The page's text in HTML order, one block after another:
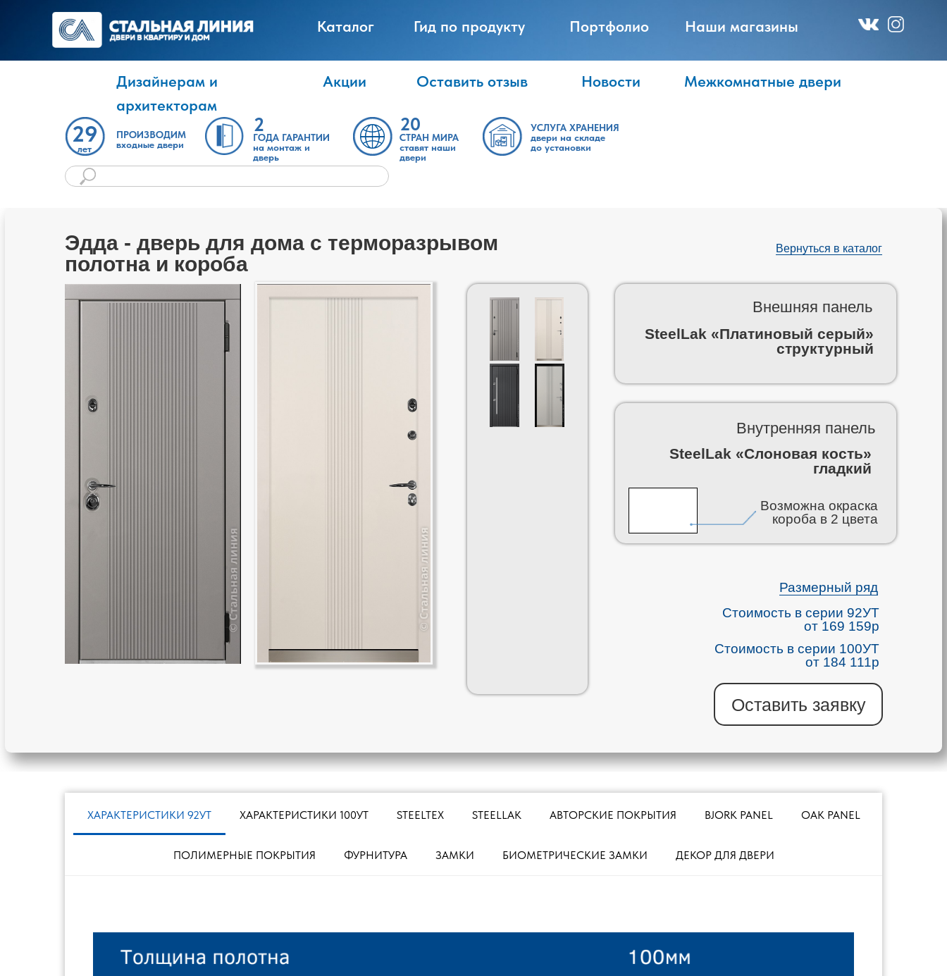
Акции Межкомнатные двери
Дизайнерам и
архитекторам
Каталог Гид по продукту Портфолио
Новости
Оставить отзыв
Наши магазины
ПРОИЗВОДИМ
входные двери
29
лет
20
СТРАН МИРА
ставят наши
двери
ГОДА ГАРАНТИИ
на монтаж и
дверь
2
УСЛУГА ХРАНЕНИЯ
двери на складе
до установки
Эдда - дверь для дома с терморазрывом
полотна и короба
SteelLak «Платиновый серый»
структурный
SteelLak «Слоновая кость»
гладкий
Внешняя панель
Внутренняя панель
Размерный ряд
Стоимость в серии 92УТ
от 169 159р
Возможна окраска
короба в 2 цвета
Оставить заявку
Стоимость в серии 100УТ
от 184 111р
Вернуться в каталог
ХАРАКТЕРИСТИКИ 92УТ ХАРАКТЕРИСТИКИ 100УТ STEELTEX STEELLAK АВТОРСКИЕ ПОКРЫТИЯ BJORK PANEL OAK PANEL
ПОЛИМЕРНЫЕ ПОКРЫТИЯ ФУРНИТУРА ЗАМКИ БИОМЕТРИЧЕСКИЕ ЗАМКИ ДЕКОР ДЛЯ ДВЕРИ